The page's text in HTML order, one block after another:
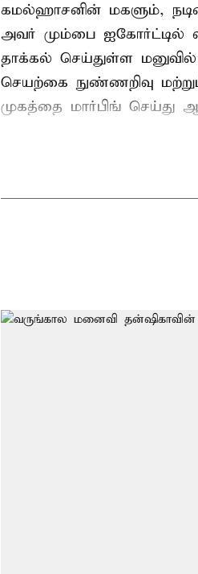
கமல்ஹாசனின் மகளும்,
அவர் மும்பை ஐகோர்ட்டில்
தாக்கல் செய்துள்ள மனுவில்
செயற்கை நுண்ணறிவு
முகத்தை மார்பிங் செய்து